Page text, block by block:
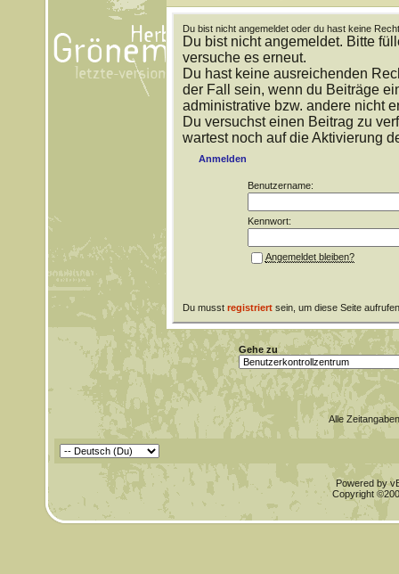
Du bist nicht angemeldet oder du hast keine
Du bist nicht angemeldet. Bitte
versuche es erneut.
Du hast keine ausreichenden
der Fall sein, wenn du Beiträge
administrative bzw. andere nicht
Du versuchst einen Beitrag zu
wartest noch auf die Aktivierung
Anmelden
Benutzername:
Kennwort:
Angemeldet bleiben?
Du musst registriertsein, um diese Seite
Gehe zu
Alle
Powered by
Copyright